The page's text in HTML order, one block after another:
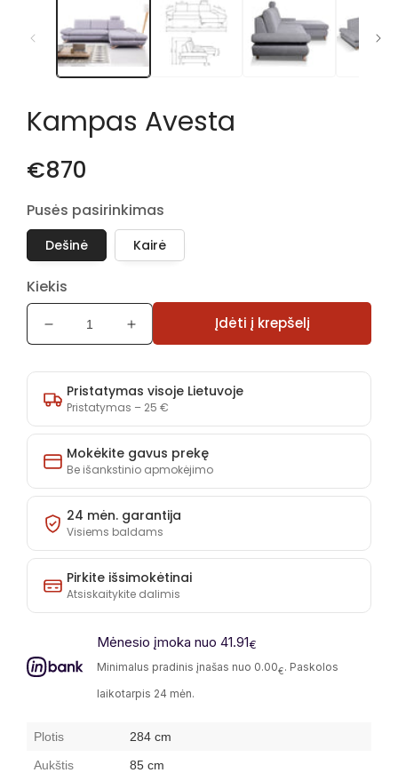
modaliniame
lange
Kampas Avesta
€870
Pusės pasirinkimas
Dešinė Kairė
Kiekis
Sumažinti
Kampas
Avesta
kiekį
Padidinti
Kampas
Avesta
kiekį
Įdėti į krepšelį
Pristatymas visoje Lietuvoje
Pristatymas – 25 €
Mokėkite gavus prekę
Be išankstinio apmokėjimo
24 mėn. garantija
Visiems baldams
Pirkite išsimokėtinai
Atsiskaitykite dalimis
Mėnesio įmoka nuo 41.91€
Minimalus pradinis įnašas nuo 0.00€. Paskolos
laikotarpis 24 mėn.
Plotis
284 cm
Aukštis
85 cm